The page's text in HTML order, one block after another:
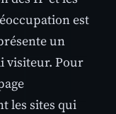
est
un
visiteur. Pour
les sites qui